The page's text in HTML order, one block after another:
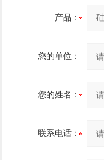
产品：
您的单位：
您的姓名：
联系电话：